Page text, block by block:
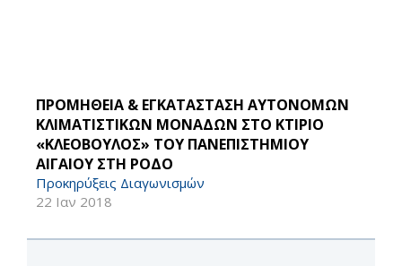
ΠΡΟΜΗΘΕΙΑ & ΕΓΚΑΤΑΣΤΑΣΗ ΑΥΤΟΝΟΜΩΝ
ΚΛΙΜΑΤΙΣΤΙΚΩΝ ΜΟΝΑΔΩΝ ΣΤΟ ΚΤΙΡΙΟ
«ΚΛΕΟΒΟΥΛΟΣ» ΤΟΥ ΠΑΝΕΠΙΣΤΗΜΙΟΥ
ΑΙΓΑΙΟΥ ΣΤΗ ΡΟΔΟ
Προκηρύξεις Διαγωνισμών
22 Ιαν 2018